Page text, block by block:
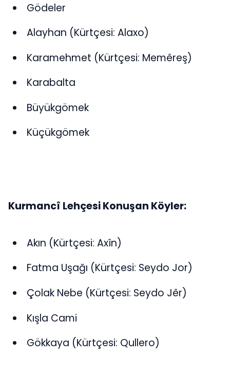
Gödeler
Alayhan (Kürtçesi: Alaxo)
Karamehmet (Kürtçesi: Memêreş)
Karabalta
Büyükgömek
Küçükgömek
Kurmancî Lehçesi Konuşan Köyler:
Akın (Kürtçesi: Axîn)
Fatma Uşağı (Kürtçesi: Seydo Jor)
Çolak Nebe (Kürtçesi: Seydo Jêr)
Kışla Cami
Gökkaya (Kürtçesi: Qullero)